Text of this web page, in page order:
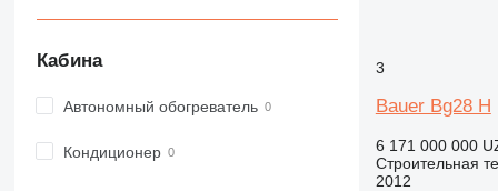
AP
CB
E-series
Кабина
Автономный обогреватель
Кондиционер
3
Bauer Bg28 H
6 171 000 000
Строительная
2012